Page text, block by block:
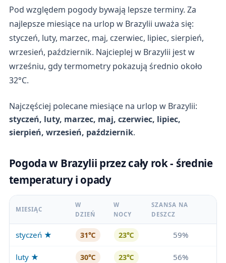
Pod względem pogody bywają lepsze terminy. Za
najlepsze miesiące na urlop w Brazylii uważa się:
styczeń, luty, marzec, maj, czerwiec, lipiec, sierpień,
wrzesień, październik. Najcieplej w Brazylii jest w
wrześniu, gdy termometry pokazują średnio około
32°C.
Najczęściej polecane miesiące na urlop w Brazylii:
styczeń, luty, marzec, maj, czerwiec, lipiec,
sierpień, wrzesień, październik.
Pogoda w Brazylii przez cały rok - średnie
temperatury i opady
MIESIĄC
W
DZIEŃ
W
NOCY
SZANSA NA
DESZCZ
styczeń ★ 31℃ 23℃ 59%
luty ★ 30℃ 23℃ 56%